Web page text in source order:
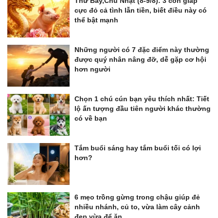
cực đỏ cả tình lẫn tiền, biết điều này có
thể bật mạnh
Những người có 7 đặc điểm này thường
được quý nhân nâng đỡ, dễ gặp cơ hội
hơn người
Chọn 1 chú cún bạn yêu thích nhất: Tiết
lộ ấn tượng đầu tiên người khác thường
có về bạn
Tắm buổi sáng hay tắm buổi tối có lợi
hơn?
6 mẹo trồng gừng trong chậu giúp đẻ
nhiều nhánh, củ to, vừa làm cây cảnh
đẹp vừa để ăn